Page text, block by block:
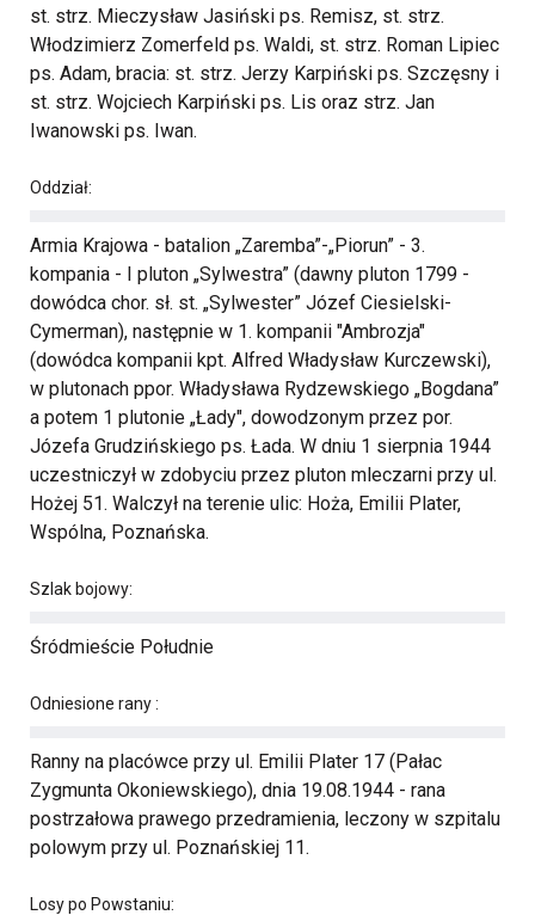
st. strz. Mieczysław Jasiński ps. Remisz, st. strz.
Włodzimierz Zomerfeld ps. Waldi, st. strz. Roman Lipiec
ps. Adam, bracia: st. strz. Jerzy Karpiński ps. Szczęsny i
st. strz. Wojciech Karpiński ps. Lis oraz strz. Jan
Iwanowski ps. Iwan.
Oddział:
Armia Krajowa - batalion „Zaremba”-„Piorun” - 3.
kompania - I pluton „Sylwestra” (dawny pluton 1799 -
dowódca chor. sł. st. „Sylwester” Józef Ciesielski-
Cymerman), następnie w 1. kompanii "Ambrozja"
(dowódca kompanii kpt. Alfred Władysław Kurczewski),
w plutonach ppor. Władysława Rydzewskiego „Bogdana”
a potem 1 plutonie „Łady", dowodzonym przez por.
Józefa Grudzińskiego ps. Łada. W dniu 1 sierpnia 1944
uczestniczył w zdobyciu przez pluton mleczarni przy ul.
Hożej 51. Walczył na terenie ulic: Hoża, Emilii Plater,
Wspólna, Poznańska.
Szlak bojowy:
Śródmieście Południe
Odniesione rany :
Ranny na placówce przy ul. Emilii Plater 17 (Pałac
Zygmunta Okoniewskiego), dnia 19.08.1944 - rana
postrzałowa prawego przedramienia, leczony w szpitalu
polowym przy ul. Poznańskiej 11.
Losy po Powstaniu: